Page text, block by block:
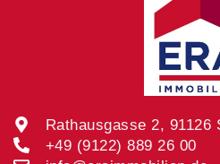
Rathausgasse 2, 91126
+49 (9122) 889 26 00